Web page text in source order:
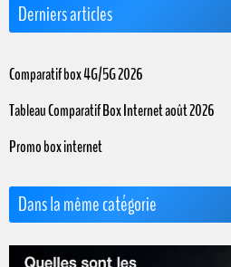
Derniers articles
Comparatif box 4G/5G 2026
Tableau Comparatif Box Internet août 2026
Promo box internet
Dans la même catégorie